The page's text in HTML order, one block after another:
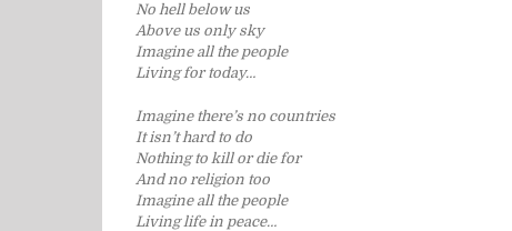
No hell below us
Above us only sky
Imagine all the people
Living for today…
Imagine there’s no countries
It isn’t hard to do
Nothing to kill or die for
And no religion too
Imagine all the people
Living life in peace…